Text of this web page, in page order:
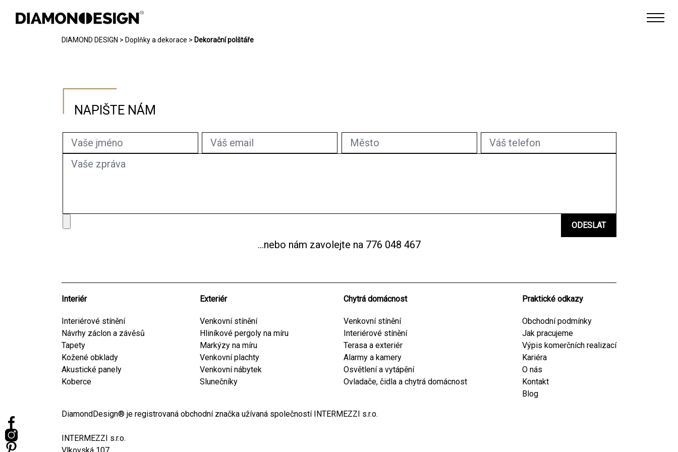
CHYTRÁ DOMÁCNOST
DIAMOND DESIGN > Doplňky a dekorace > Dekorační polštáře
NAPIŠTE NÁM
...nebo nám zavolejte na 776 048 467
Interiér
Interiérové stínění
Návrhy záclon a závěsů
Tapety
Kožené obklady
Akustické panely
Koberce
Exteriér
Venkovní stínění
Hliníkové pergoly na míru
Markýzy na míru
Venkovní plachty
Venkovní nábytek
Slunečníky
Chytrá domácnost
Venkovní stínění
Interiérové stínění
Terasa a exteriér
Alarmy a kamery
Osvětlení a vytápění
Ovladače, čidla a chytrá domácnost
Praktické odkazy
Obchodní podmínky
Jak pracujeme
Výpis komerčních realizací
Kariéra
O nás
Kontakt
Blog
DiamondDesign® je registrovaná obchodní značka užívaná společností INTERMEZZI s.r.o.
INTERMEZZI s.r.o.